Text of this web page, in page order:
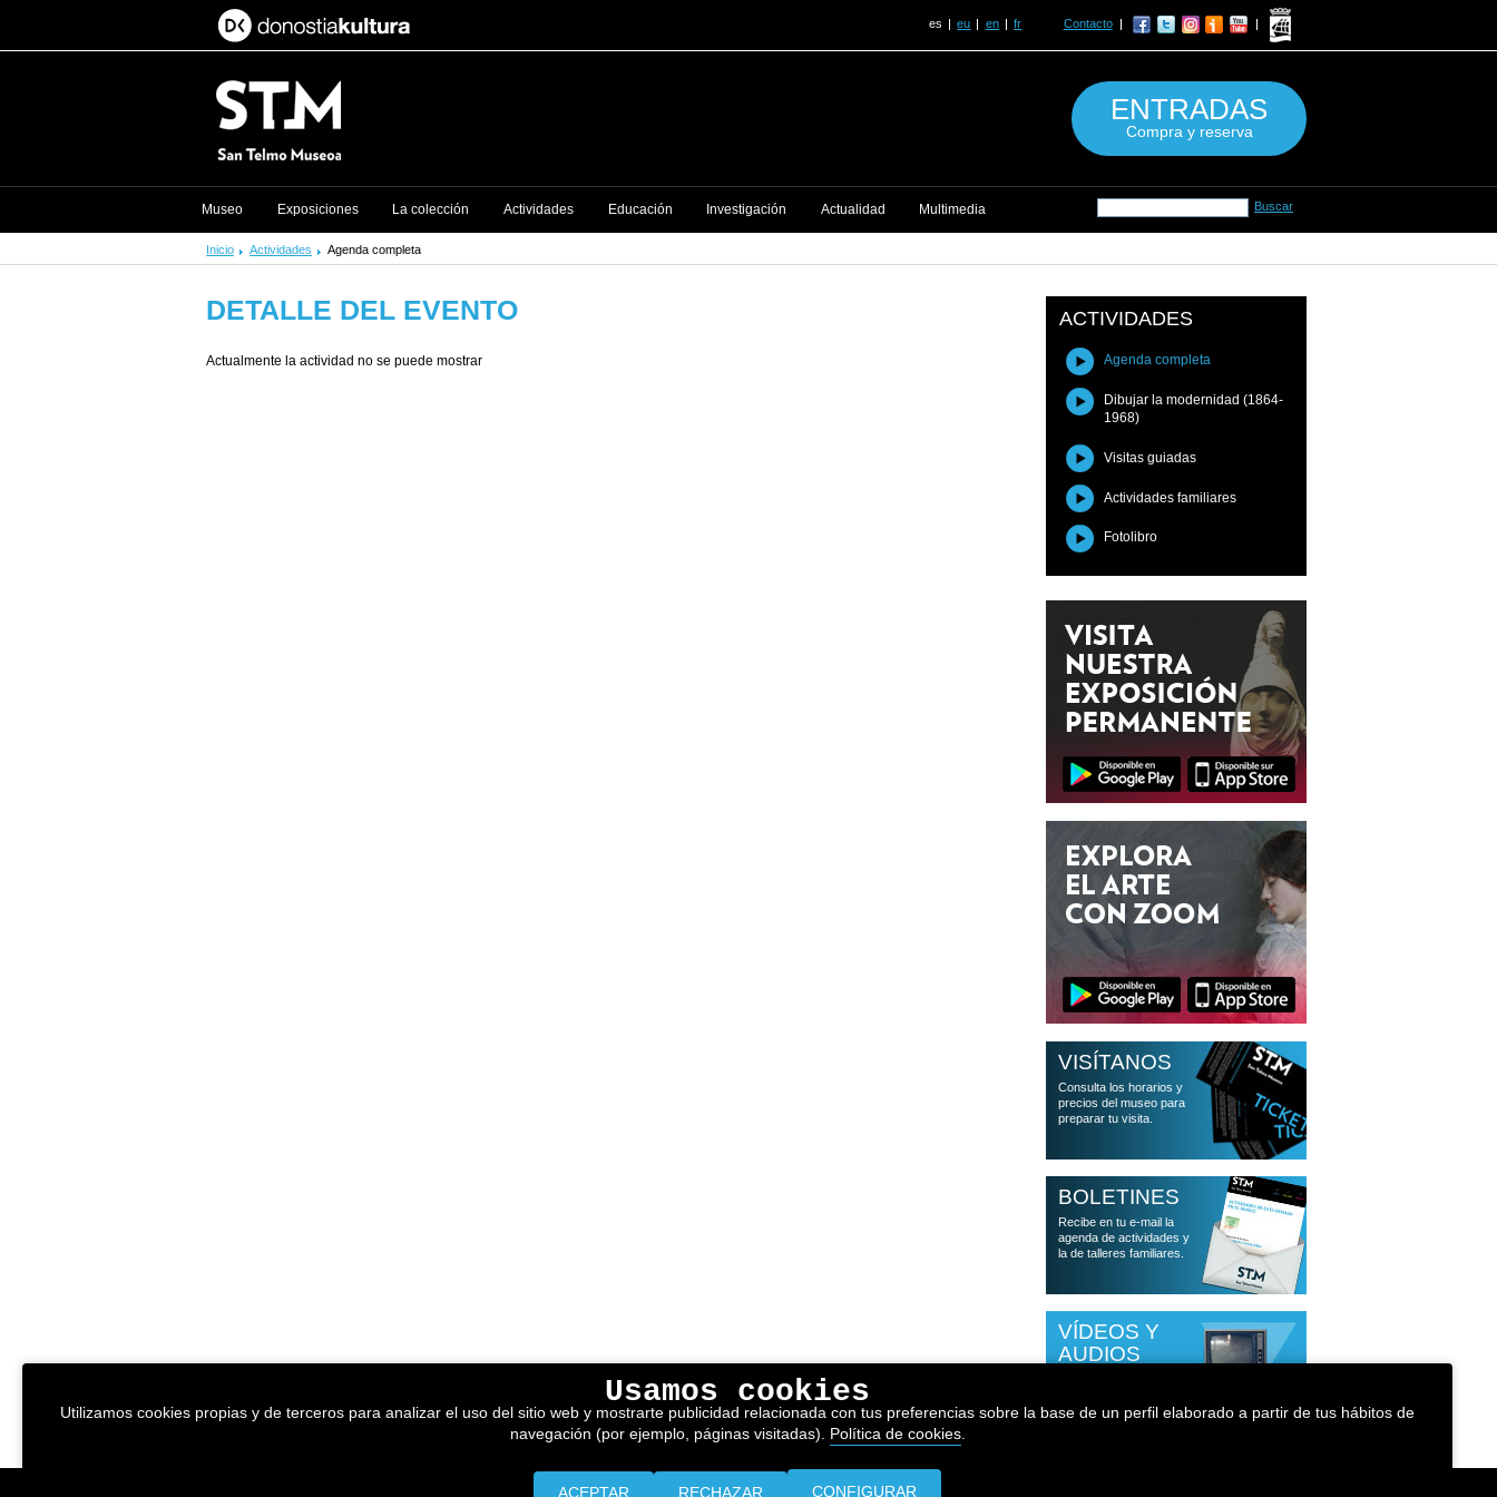
Inicio Actividades Agenda completa
DETALLE DEL EVENTO
Actualmente la actividad no se puede mostrar
ACTIVIDADES
Agenda completa
Dibujar la modernidad (1864-
1968)
Visitas guiadas
Actividades familiares
Fotolibro
VISÍTANOS
Consulta los horarios y
precios del museo para
preparar tu visita.
BOLETINES
Recibe en tu e-mail la
agenda de actividades y
la de talleres familiares.
VÍDEOS Y
AUDIOS
pasado por el museo
es eu en fr Contacto
ENTRADAS
Compra y reserva
Museo Exposiciones La colección Actividades Educación Investigación Actualidad Multimedia
Usamos cookies
Utilizamos cookies propias y de terceros para analizar el uso del sitio web y mostrarte publicidad relacionada con tus preferencias sobre la base de un perfil elaborado a partir de tus hábitos de
navegación (por ejemplo, páginas visitadas). Política de cookies.
CONFIGURAR
RECHAZAR
ACEPTAR